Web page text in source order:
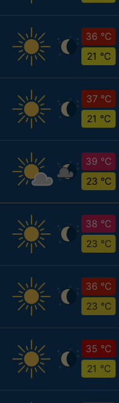
36 °C
21 °C
37 °C
21 °C
39 °C
23 °C
38 °C
23 °C
36 °C
23 °C
35 °C
21 °C